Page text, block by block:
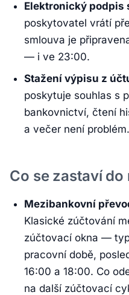
Elektronický podpis
poskytovatel vrátí
smlouva je
— i ve 23:00.
Stažení výpisu z
poskytuje souhlas s
bankovnictví, čtení
a večer není problém.
Co se zastaví do
Mezibankovní
Klasické zúčtování
zúčtovací okna —
pracovní době,
16:00 a 18:00. Co
na další zúčtovací